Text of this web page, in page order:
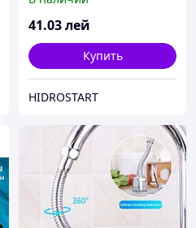
41.03лей
Купить
HIDROSTART